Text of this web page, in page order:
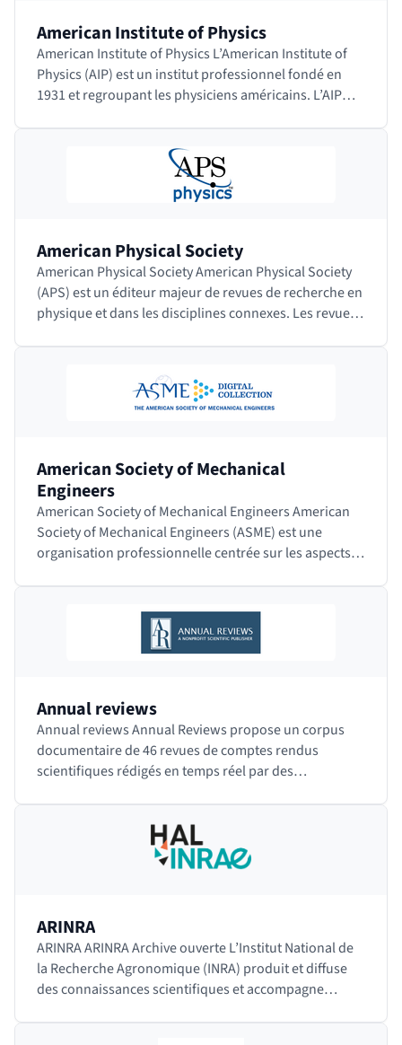
American Institute of Physics
American Institute of Physics L’American Institute of
Physics (AIP) est un institut professionnel fondé en
1931 et regroupant les physiciens américains. L’AIP
American Physical Society
American Physical Society American Physical Society
(APS) est un éditeur majeur de revues de recherche en
physique et dans les disciplines connexes. Les revues
American Society of Mechanical
Engineers
American Society of Mechanical Engineers American
Society of Mechanical Engineers (ASME) est une
organisation professionnelle centrée sur les aspects
Annual reviews
Annual reviews Annual Reviews propose un corpus
documentaire de 46 revues de comptes rendus
scientifiques rédigés en temps réel par des
ARINRA
ARINRA ARINRA Archive ouverte L’Institut National de
la Recherche Agronomique (INRA) produit et diffuse
des connaissances scientifiques et accompagne